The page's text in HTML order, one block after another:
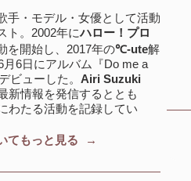
手・モデル・女優として活動
ト。2002年にハロー！プロ
を開始し、2017年の℃-ute解
月6日にアルバム『Do me a
ビューした。 Airi Suzuki
新情報を発信するととも
わたる活動を記録してい
てもっと見る →